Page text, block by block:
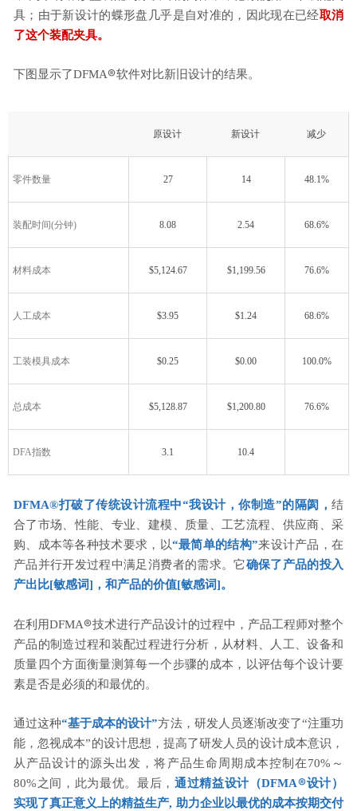
具；由于新设计的蝶形盘几乎是自对准的，因此现在已经取消
了这个装配夹具。
下图显示了DFMA®软件对比新旧设计的结果。
原设计 新设计 减少
零件数量 27 14 48.1%
装配时间(分钟) 8.08 2.54 68.6%
材料成本 $5,124.67 $1,199.56 76.6%
人工成本 $3.95 $1.24 68.6%
工装模具成本 $0.25 $0.00 100.0%
总成本 $5,128.87 $1,200.80 76.6%
DFA指数 3.1 10.4
DFMA®打破了传统设计流程中“我设计，你制造”的隔阂， 结
合了市场、性能、专业、建模、质量、工艺流程、供应商、采
购、成本等各种技术要求，以“最简单的结构”来设计产品，在
产品并行开发过程中满足消费者的需求。它确保了产品的投入
产出比[敏感词]，和产品的价值[敏感词]。
在利用DFMA®技术进行产品设计的过程中，产品工程师对整个
产品的制造过程和装配过程进行分析，从材料、人工、设备和
质量四个方面衡量测算每一个步骤的成本，以评估每个设计要
素是否是必须的和最优的。
通过这种“基于成本的设计”方法，研发人员逐渐改变了“注重功
能，忽视成本”的设计思想，提高了研发人员的设计成本意识，
从产品设计的源头出发，将产品生命周期成本控制在70%～
80%之间，此为最优。最后， 通过精益设计（DFMA®设计）
实现了真正意义上的精益生产, 助力企业以最优的成本按期交付